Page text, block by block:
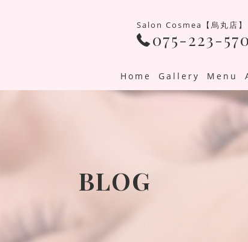
Salon Cosmea【烏丸店】
075-223-
Home Gallery Menu
BLOG